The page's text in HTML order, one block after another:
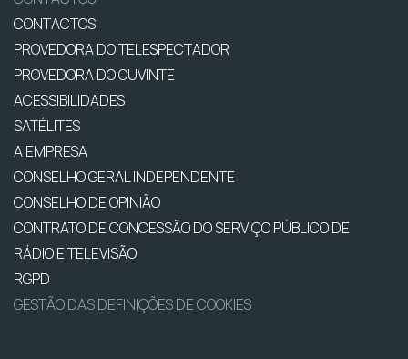
CONTACTOS
PROVEDORA DO TELESPECTADOR
PROVEDORA DO OUVINTE
ACESSIBILIDADES
SATÉLITES
A EMPRESA
CONSELHO GERAL INDEPENDENTE
CONSELHO DE OPINIÃO
CONTRATO DE CONCESSÃO DO SERVIÇO PÚBLICO DE
RÁDIO E TELEVISÃO
RGPD
GESTÃO DAS DEFINIÇÕES DE COOKIES